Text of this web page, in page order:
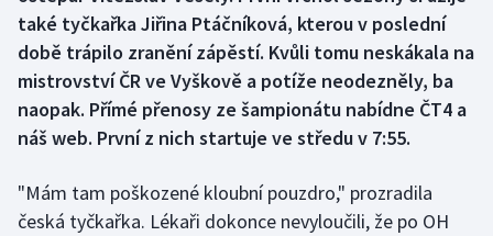
Curling
Dostihy
Futsal
také tyčkařka Jiřina Ptáčníková, kterou v poslední
době trápilo zranění zápěstí. Kvůli tomu neskákala na
mistrovství ČR ve Vyškově a potíže neodezněly, ba
naopak. Přímé přenosy ze šampionátu nabídne ČT4 a
náš web. První z nich startuje ve středu v 7:55.
"Mám tam poškozené kloubní pouzdro," prozradila
česká tyčkařka. Lékaři dokonce nevyloučili, že po OH